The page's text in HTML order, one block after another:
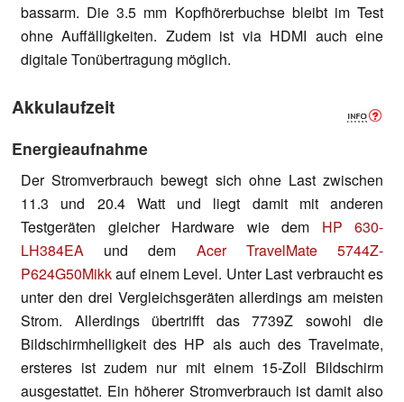
bassarm. Die 3.5 mm Kopfhörerbuchse bleibt im Test
ohne Auffälligkeiten. Zudem ist via HDMI auch eine
digitale Tonübertragung möglich.
Akkulaufzeit
Energieaufnahme
Der Stromverbrauch bewegt sich ohne Last zwischen
11.3 und 20.4 Watt und liegt damit mit anderen
Testgeräten gleicher Hardware wie dem HP 630-
LH384EA und dem Acer TravelMate 5744Z-
P624G50Mikkauf einem Level. Unter Last verbraucht es
unter den drei Vergleichsgeräten allerdings am meisten
Strom. Allerdings übertrifft das 7739Z sowohl die
Bildschirmhelligkeit des HP als auch des Travelmate,
ersteres ist zudem nur mit einem 15-Zoll Bildschirm
ausgestattet. Ein höherer Stromverbrauch ist damit also